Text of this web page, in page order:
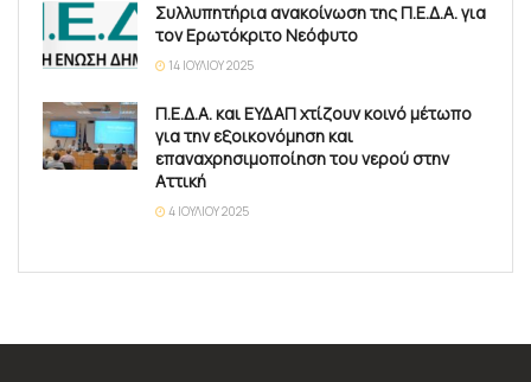
Συλλυπητήρια ανακοίνωση της Π.Ε.Δ.Α. για
τον Ερωτόκριτο Νεόφυτο
14 ΙΟΥΛΊΟΥ 2025
Π.Ε.Δ.Α. και ΕΥΔΑΠ χτίζουν κοινό μέτωπο
για την εξοικονόμηση και
επαναχρησιμοποίηση του νερού στην
Αττική
4 ΙΟΥΛΊΟΥ 2025